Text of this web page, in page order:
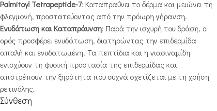
Palmitoyl Tetrapeptide-7: Καταπραΰνει το δέρμα και μειώνει τη
φλεγμονή, προστατεύοντας από την πρόωρη γήρανση.
Ενυδάτωση και Καταπράυνση: Παρά την ισχυρή του δράση, ο
ορός προσφέρει ενυδάτωση, διατηρώντας την επιδερμίδα
απαλή και ενυδατωμένη. Τα πεπτίδια και η νιασιναμίδη
ενισχύουν τη φυσική προστασία της επιδερμίδας και
αποτρέπουν την ξηρότητα που συχνά σχετίζεται με τη χρήση
ρετινόλης.
Σύνθεση